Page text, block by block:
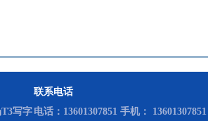
写字
联系电话
电话：13601307851 手机：